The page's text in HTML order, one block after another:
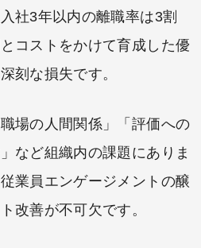
社3年以内の離職率は3割
コストをかけて育成した優
刻な損失です。
場の人間関係」「評価への
など組織内の課題にありま
業員エンゲージメントの醸
改善が不可欠です。